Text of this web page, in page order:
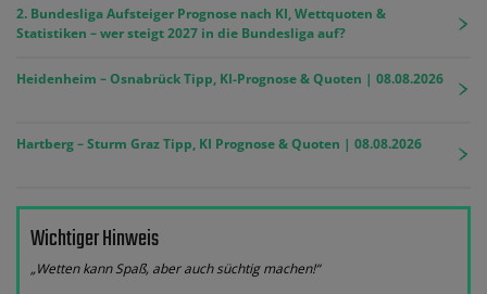
2. Bundesliga Aufsteiger Prognose nach KI, Wettquoten &
Statistiken – wer steigt 2027 in die Bundesliga auf?
Heidenheim – Osnabrück Tipp, KI-Prognose & Quoten | 08.08.2026
Hartberg – Sturm Graz Tipp, KI Prognose & Quoten | 08.08.2026
Wichtiger Hinweis
„Wetten kann Spaß, aber auch süchtig machen!“